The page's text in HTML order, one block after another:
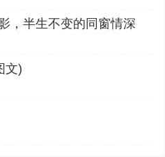
，半生不变的同窗情深
文)